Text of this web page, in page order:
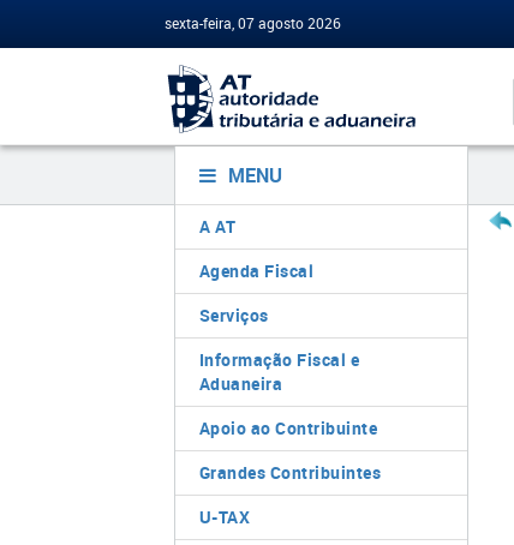
sexta-feira, 07 agosto 2026
MENU
A AT
Agenda Fiscal
Serviços
Informação Fiscal e
Aduaneira
Apoio ao Contribuinte
Grandes Contribuintes
U-TAX